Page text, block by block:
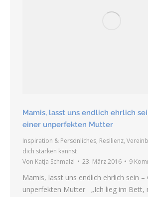
Mamis, lasst uns endlich ehrlich
einer unperfekten Mutter
Inspiration & Persönliches, Resilienz,
dich stärken kannst
Von Katja Schmalzl 23. März 2016 9
Mamis, lasst uns endlich ehrlich sein –
unperfekten Mutter „Ich lieg im Bett,